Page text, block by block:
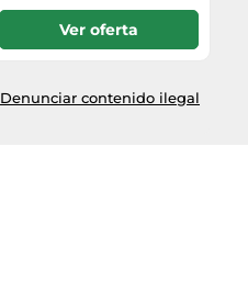
Ver oferta
Denunciar contenido ilegal